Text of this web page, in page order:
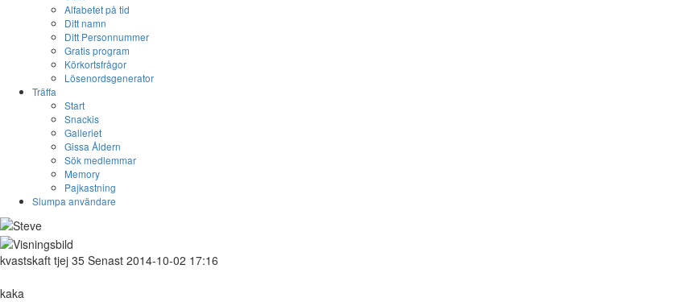
Alfabetet på tid
Ditt namn
Ditt Personnummer
Gratis program
Körkortsfrågor
Lösenordsgenerator
Träffa
Start
Snackis
Galleriet
Gissa Åldern
Sök medlemmar
Memory
Pajkastning
Slumpa användare
kvastskaft tjej 35 Senast 2014-10-02 17:16
kaka